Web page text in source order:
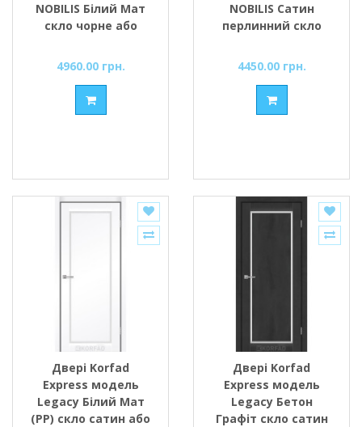
NOBILIS Білий Мат
скло чорне або
4960.00 грн.
NOBILIS Сатин
перлинний скло
4450.00 грн.
Двері Korfad
Express модель
Legacy Білий Мат
(РР) скло сатин або
Двері Korfad
Express модель
Legacy Бетон
Графіт скло сатин